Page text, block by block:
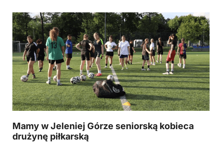
Mamy w Jeleniej Górze seniorską kobieca
drużynę piłkarską